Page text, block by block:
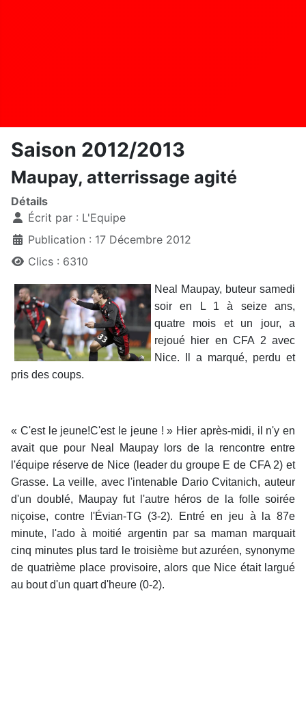
Saison 2012/2013
Maupay, atterrissage agité
Détails
Écrit par : L'Equipe
Publication : 17 Décembre 2012
Clics : 6310
Neal Maupay, buteur samedi
soir en L 1 à seize ans,
quatre mois et un jour, a
rejoué hier en CFA 2 avec
Nice. Il a marqué, perdu et
pris des coups.
« C'est le jeune!C'est le jeune ! » Hier après-midi, il n'y en
avait que pour Neal Maupay lors de la rencontre entre
l'équipe réserve de Nice (leader du groupe E de CFA 2) et
Grasse. La veille, avec l'intenable Dario Cvitanich, auteur
d'un doublé, Maupay fut l'autre héros de la folle soirée
niçoise, contre l'Évian-TG (3-2). Entré en jeu à la 87e
minute, l'ado à moitié argentin par sa maman marquait
cinq minutes plus tard le troisième but azuréen, synonyme
de quatrième place provisoire, alors que Nice était largué
au bout d'un quart d'heure (0-2).